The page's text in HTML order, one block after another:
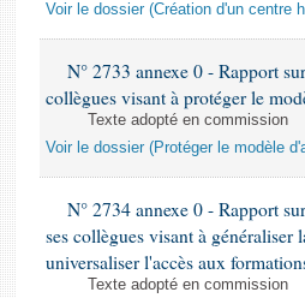
Voir le dossier (Création d'un centre
N° 2733 annexe 0 - Rapport
collègues visant à protéger le
Texte adopté en commission
Voir le dossier (Protéger le modèle
N° 2734 annexe 0 - Rapport
ses collègues visant à généraliser
universaliser l'accès aux
Texte adopté en commission